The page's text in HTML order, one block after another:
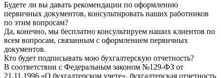
Будете ли вы давать рекомендации по оформлению
первичных документов, консультировать наших работников
по этим вопросам?
Да, конечно, мы бесплатно консультируем наших клиентов по
всем вопросам, связанным с оформлением первичных
документов.
Кто будет подписывать мою бухгалтерскую отчетность?
В соответствии с Федеральным законом №129-ФЗ от
21.11.1996 «О бухгалтерском учете», бухгалтерская отчетность